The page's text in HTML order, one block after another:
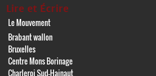
Lire et Écrire
Le Mouvement
Brabant wallon
Bruxelles
Centre Mons Borinage
Charleroi Sud-Hainaut